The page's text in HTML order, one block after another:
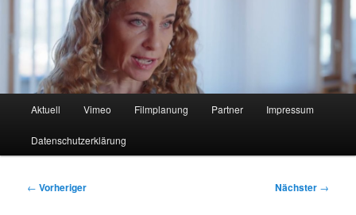
Aktuell Vimeo Filmplanung Partner Impressum
Datenschutzerklärung
Beitragsnavigation
← Vorheriger Nächster →